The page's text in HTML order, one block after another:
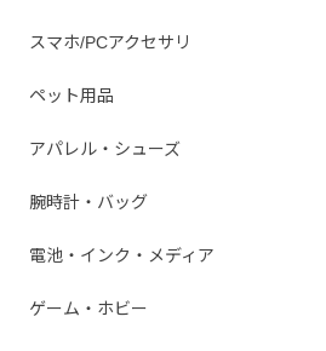
スマホ/PCアクセサリ
ペット用品
アパレル・シューズ
腕時計・バッグ
電池・インク・メディア
ゲーム・ホビー